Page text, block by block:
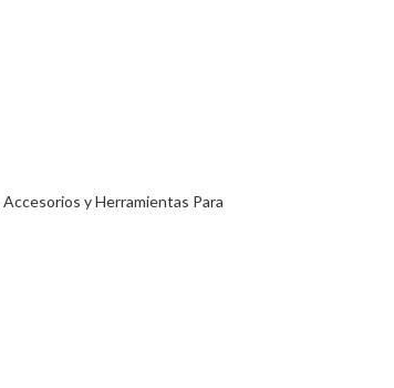
Accesorios y Herramientas Para